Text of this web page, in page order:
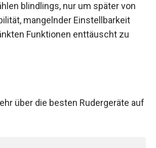
blindlings, nur um später von
mangelnder Einstellbarkeit
Funktionen enttäuscht zu
über die besten Rudergeräte auf